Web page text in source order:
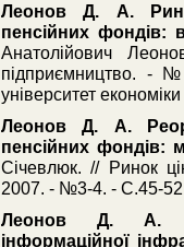
Леонов Д. А.
пенсійних фондів:
Анатолійович
підприємництво. -
університет
Леонов Д. А.
пенсійних фондів:
Січевлюк. // Ринок
2007. - №3-4. - С.45-
Леонов Д. А.
інформаційної